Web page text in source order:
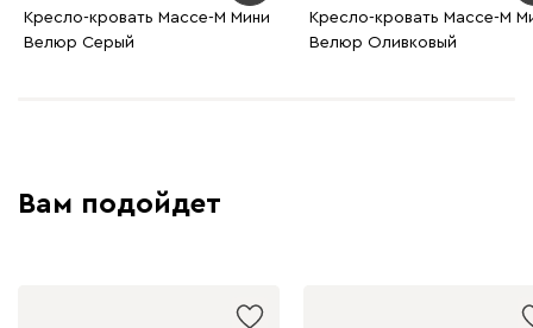
Кресло-кровать Массе-М Мини
Велюр Серый
Кресло-кровать Массе-М
Велюр Оливковый
Вам подойдет